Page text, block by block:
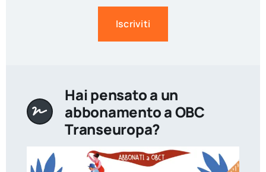
Iscriviti
Hai pensato a un
abbonamento a OBC
Transeuropa?